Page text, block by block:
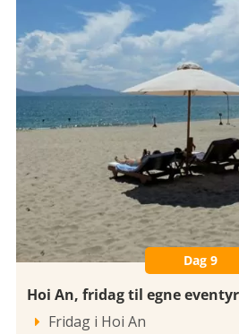
Dag 9
Hoi An, fridag til egne eventyr
 Fridag i Hoi An